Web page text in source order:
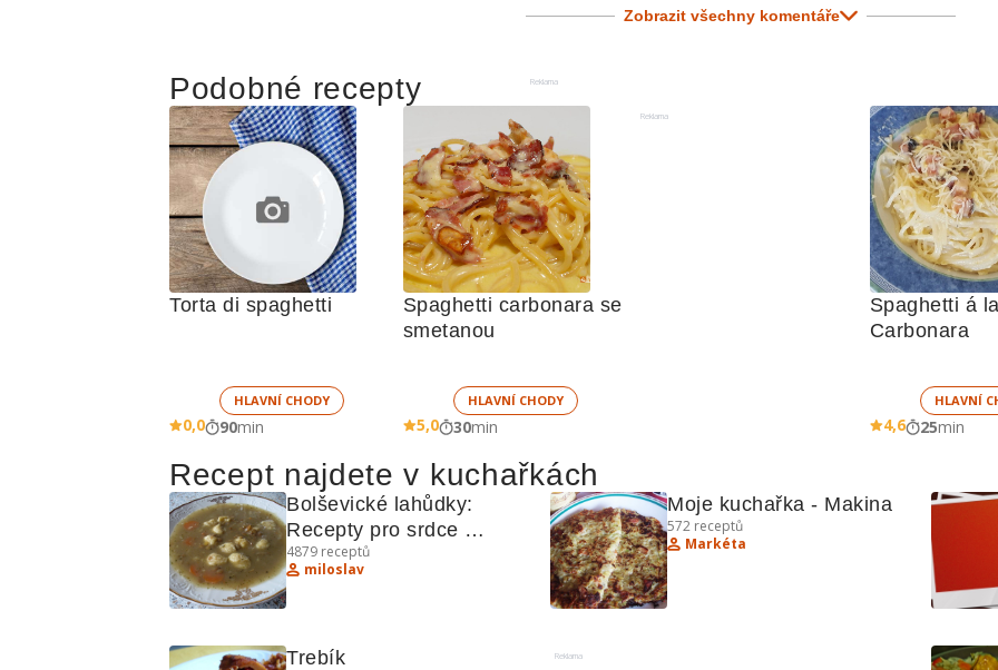
Zobrazit všechny komentáře
Reklama
Podobné recepty
Torta di spaghetti
HLAVNÍ CHODY
0,0 90min
Spaghetti carbonara se
smetanou
HLAVNÍ CHODY
5,0 30min
Reklama
Spaghetti á la
Carbonara
HLAVNÍ
4,6 25min
Recept najdete v kuchařkách
Bolševické lahůdky:
Recepty pro srdce
východoevropské kuchyně
4879 receptů
miloslav
Moje kuchařka - Makina
572 receptů
Markéta
Trebík Reklama